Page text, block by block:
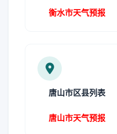
衡水市天气预报
唐山市区县列表
唐山市天气预报